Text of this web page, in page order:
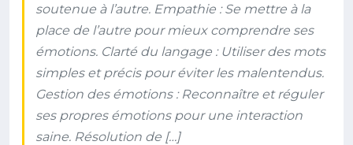
soutenue à l’autre. Empathie : Se mettre à la
place de l’autre pour mieux comprendre ses
émotions. Clarté du langage : Utiliser des mots
simples et précis pour éviter les malentendus.
Gestion des émotions : Reconnaître et réguler
ses propres émotions pour une interaction
saine. Résolution de […]